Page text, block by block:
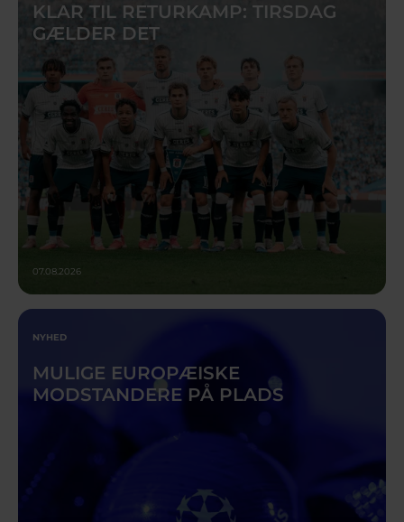
KLAR TIL RETURKAMP: TIRSDAG
GÆLDER DET
07.08.2026
NYHED
MULIGE EUROPÆISKE
MODSTANDERE PÅ PLADS